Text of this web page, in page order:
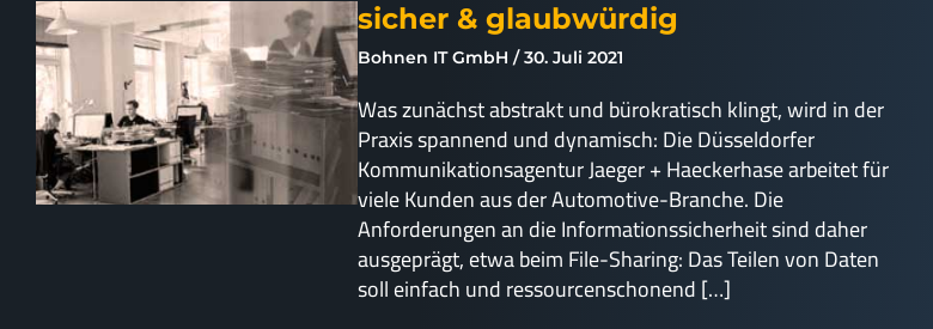
sicher & glaubwürdig
Bohnen IT GmbH 30. Juli 2021
Was zunächst abstrakt und bürokratisch klingt, wird in der
Praxis spannend und dynamisch: Die Düsseldorfer
Kommunikationsagentur Jaeger + Haeckerhase arbeitet für
viele Kunden aus der Automotive-Branche. Die
Anforderungen an die Informationssicherheit sind daher
ausgeprägt, etwa beim File-Sharing: Das Teilen von Daten
soll einfach und ressourcenschonend […]